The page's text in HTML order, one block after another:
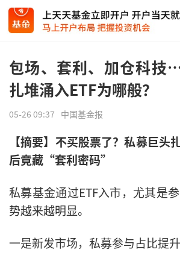
包场、套利、加仓科
扎堆涌入ETF为哪般？
05-26 09:37 中国基金报
【摘要】不买股票了？私募巨头
后竟藏“套利密码”
私募基金通过ETF入市，尤其是
势越来越明显。
一是新发市场，私募参与占比提升